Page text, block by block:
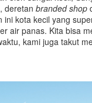
deretan branded shop
ini kota kecil yang
air panas. Kita bisa
kami juga takut